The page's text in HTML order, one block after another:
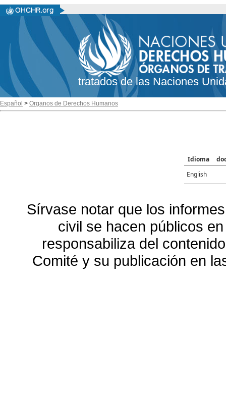
tratados de las Naciones
Español > Organos de Derechos Humanos
Idioma
English
Sírvase notar que los
civil se hacen públicos
responsabiliza del
Comité y su publicación en